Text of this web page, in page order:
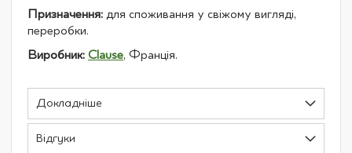
Призначення: для споживання у свіжому вигляді,
переробки.
Виробник: Clause, Франція.
Докладніше
Відгуки